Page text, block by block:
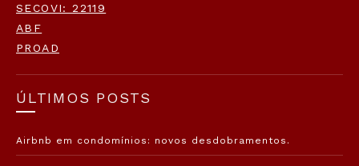
SECOVI: 22119
ABF
PROAD
ÚLTIMOS POSTS
Airbnb em condomínios: novos desdobramentos.